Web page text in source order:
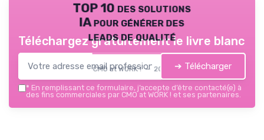
TOP 10 des solutions
IA pour générer des
leads de qualité
CMO at WORK ! — 2026
Téléchargez gratuitement le livre blanc
➔ Télécharger
* En remplissant ce formulaire, j’accepte d’être contacté(e) à
des fins commerciales par CMO at WORK ! et ses partenaires.